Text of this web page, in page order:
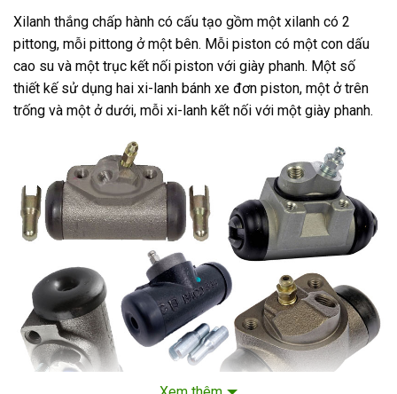
Xilanh thắng chấp hành có cấu tạo gồm một xilanh có 2
pittong, mỗi pittong ở một bên. Mỗi piston có một con dấu
cao su và một trục kết nối piston với giày phanh. Một số
thiết kế sử dụng hai xi-lanh bánh xe đơn piston, một ở trên
trống và một ở dưới, mỗi xi-lanh kết nối với một giày phanh.